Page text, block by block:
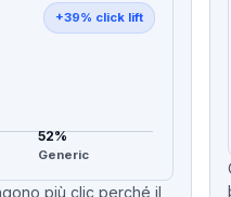
+39% click lift
52%
Generic
più clic perché il